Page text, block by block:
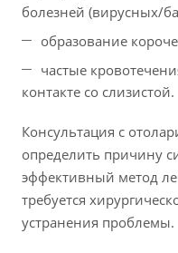
болезней (вирусных/
образование
частые
контакте со слизистой.
Консультация с
определить причину
эффективный метод
требуется
устранения проблемы.